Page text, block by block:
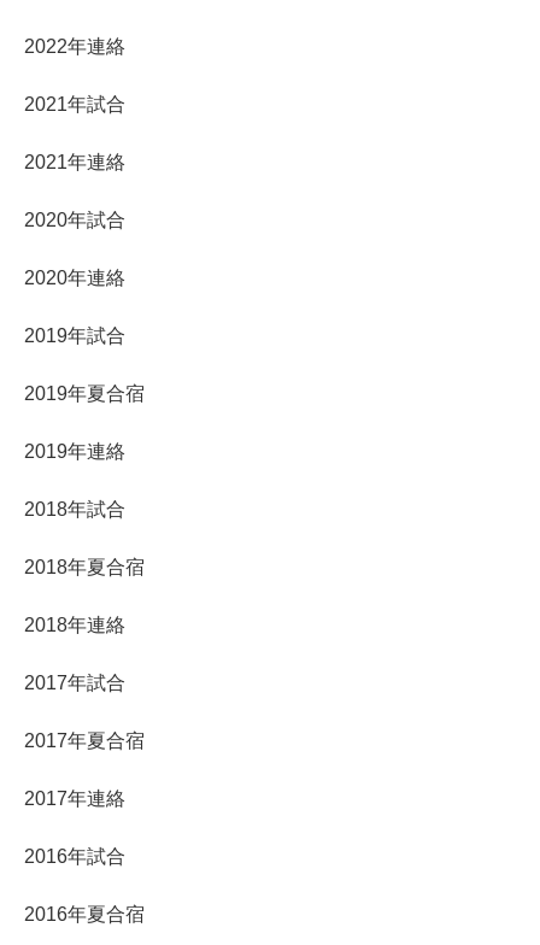
2022年連絡
2021年試合
2021年連絡
2020年試合
2020年連絡
2019年試合
2019年夏合宿
2019年連絡
2018年試合
2018年夏合宿
2018年連絡
2017年試合
2017年夏合宿
2017年連絡
2016年試合
2016年夏合宿